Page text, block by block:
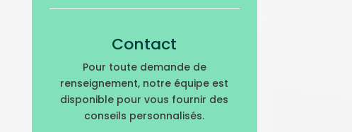
Contact
Pour toute demande de
renseignement, notre équipe est
disponible pour vous fournir des
conseils personnalisés.